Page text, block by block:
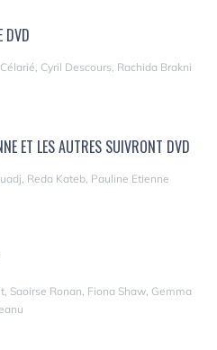
DVD
Cyril Descours, Rachida Brakni
ET LES AUTRES SUIVRONT DVD
Reda Kateb, Pauline Etienne
Saoirse Ronan, Fiona Shaw, Gemma